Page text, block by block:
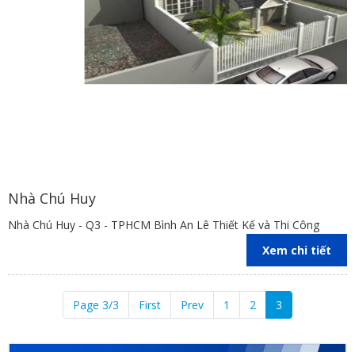
Nhà Chú Huy
Nhà Chú Huy - Q3 - TPHCM Bình An Lê Thiết Kế và Thi Công
Xem chi tiết
Page 3/3 First Prev 1 2 3